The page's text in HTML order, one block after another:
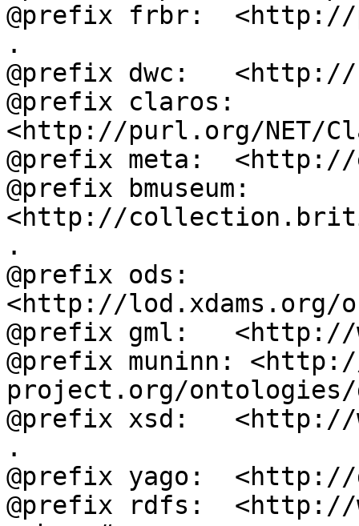
@prefix frbr:  <http://
.
@prefix dwc:
@prefix claros:
<http://purl.org/NET/
@prefix meta:  <http://
@prefix bmuseum:
<http://
.
@prefix ods:
<http://lod.xdams.org/
@prefix gml:   <http://
@prefix muninn:
project.org/ontologies/
@prefix xsd:   <http://
.
@prefix yago:
@prefix rdfs:  <http://